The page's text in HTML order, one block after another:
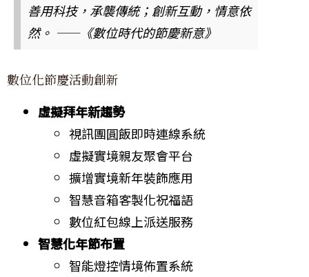
善用科技，承襲傳統；創新互動，情意依
然。 ——《數位時代的節慶新意》
數位化節慶活動創新
虛擬拜年新趨勢
視訊團圓飯即時連線系統
虛擬實境親友聚會平台
擴增實境新年裝飾應用
智慧音箱客製化祝福語
數位紅包線上派送服務
智慧化年節布置
智能燈控情境佈置系統